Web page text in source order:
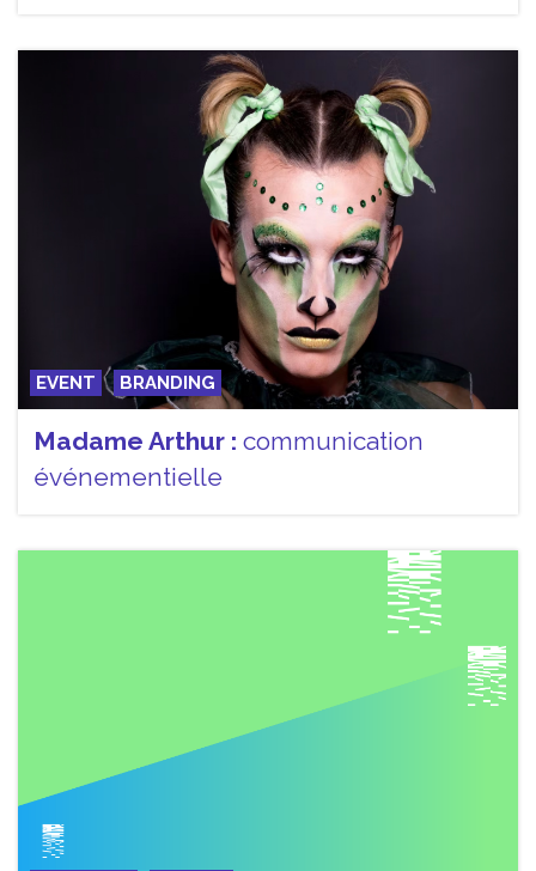
EVENT BRANDING
Madame Arthur : communication
événementielle